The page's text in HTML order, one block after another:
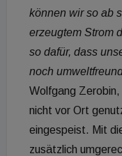
können wir so ab
erzeugtem Strom
so dafür, dass
noch
Wolfgang
nicht vor Ort
eingespeist. Mit
zusätzlich